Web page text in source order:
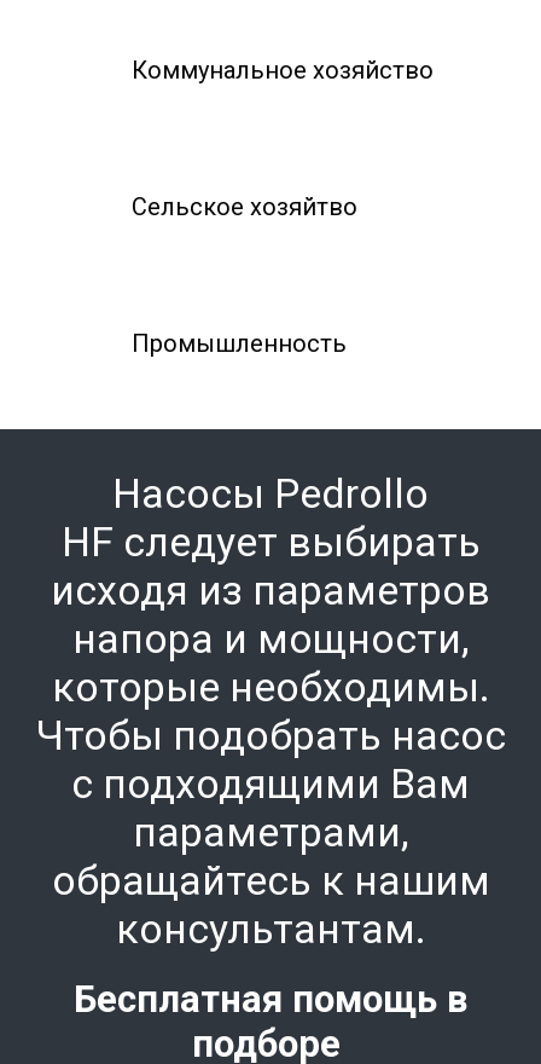
Коммунальное хозяйство
Сельское хозяйтво
Промышленность
Насосы Pedrollo
HF следует выбирать
исходя из параметров
напора и мощности,
которые необходимы.
Чтобы подобрать насос
с подходящими Вам
параметрами,
обращайтесь к нашим
консультантам.
Бесплатная помощь в
подборе